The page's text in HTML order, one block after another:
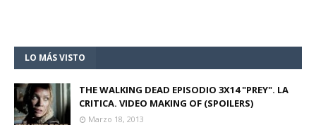
LO MÁS VISTO
THE WALKING DEAD EPISODIO 3X14 "PREY". LA
CRITICA. VIDEO MAKING OF (SPOILERS)
Marzo 18, 2013